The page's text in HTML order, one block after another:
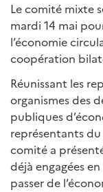
Le comité mixte
mardi 14 mai
l’économie
coopération
Réunissant les
organismes des
publiques
représentants
comité a
déjà engagées
passer de